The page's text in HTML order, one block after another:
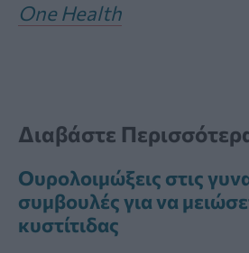
One Health
Διαβάστε
Ουρολοιμώξεις στις
συμβουλές για να
κυστίτιδας